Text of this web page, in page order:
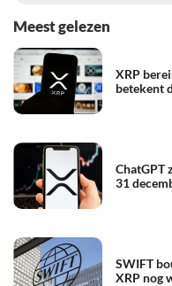
Meest gelezen
XRP
betekent
ChatGPT
31
SWIFT
XRP nog